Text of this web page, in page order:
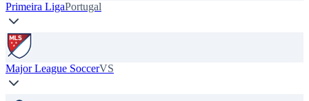
Primeira LigaPortugal
Major League SoccerVS